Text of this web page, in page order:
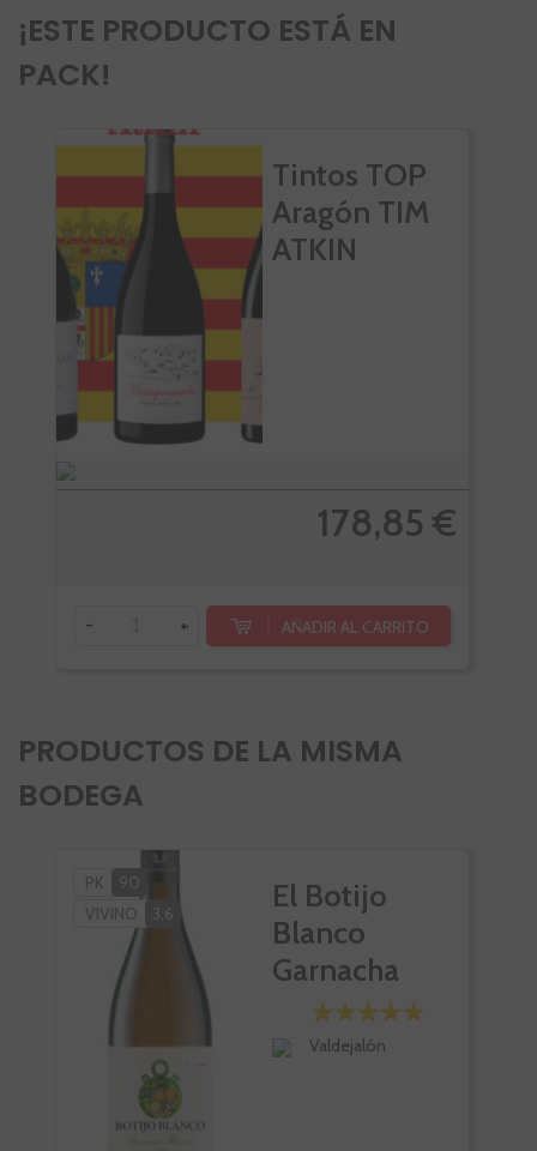
¡ESTE PRODUCTO ESTÁ EN
PACK!
Tintos TOP
Aragón TIM
ATKIN
178,85 €
- + AÑADIR AL CARRITO
PRODUCTOS DE LA MISMA
BODEGA
PK
90
VIVINO
3,6
El Botijo
Blanco
Garnacha
Blanca
Valdejalón